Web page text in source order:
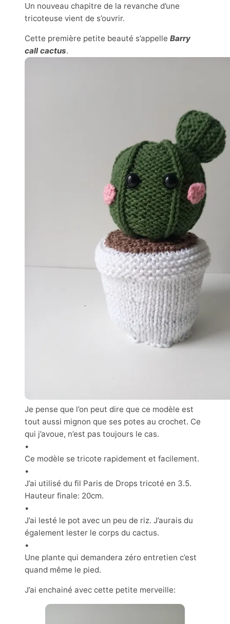
Un nouveau chapitre de la revanche d’une
tricoteuse vient de s’ouvrir.
Cette première petite beauté s’appelle Barry
call cactus.
Je pense que l’on peut dire que ce modèle est
tout aussi mignon que ses potes au crochet. Ce
qui j’avoue, n’est pas toujours le cas.
•
Ce modèle se tricote rapidement et facilement.
•
J’ai utilisé du fil Paris de Drops tricoté en 3.5.
Hauteur finale: 20cm.
•
J’ai lesté le pot avec un peu de riz. J’aurais du
également lester le corps du cactus.
•
Une plante qui demandera zéro entretien c’est
quand même le pied.
J’ai enchainé avec cette petite merveille: